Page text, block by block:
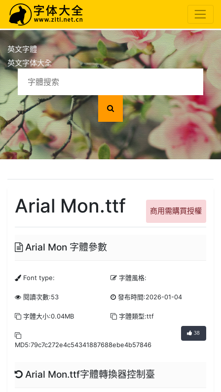
英文字體
英文字体大全
Arial Mon.ttf 商用需購買授權
Arial Mon 字體參數
Font type: 字體風格:
閱讀次數:53 發布時間:2026-01-04
字體大小:0.04MB 字體類型:ttf
MD5:79c7c272e4c54341887688ebe4b57846
38
Arial Mon.ttf字體轉換器控制臺